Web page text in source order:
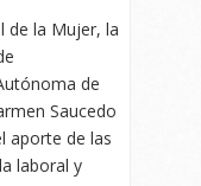
de la Mujer, la
de
Saucedo
aporte de las
laboral y